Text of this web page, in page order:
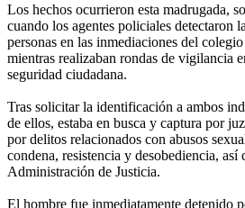
Los hechos ocurrieron esta madrugada,
cuando los agentes policiales detectaron
personas en las inmediaciones del
mientras realizaban rondas de vigilancia
seguridad ciudadana.
Tras solicitar la identificación a ambos
de ellos, estaba en busca y captura por
por delitos relacionados con abusos
condena, resistencia y desobediencia,
Administración de Justicia.
El hombre fue inmediatamente detenido